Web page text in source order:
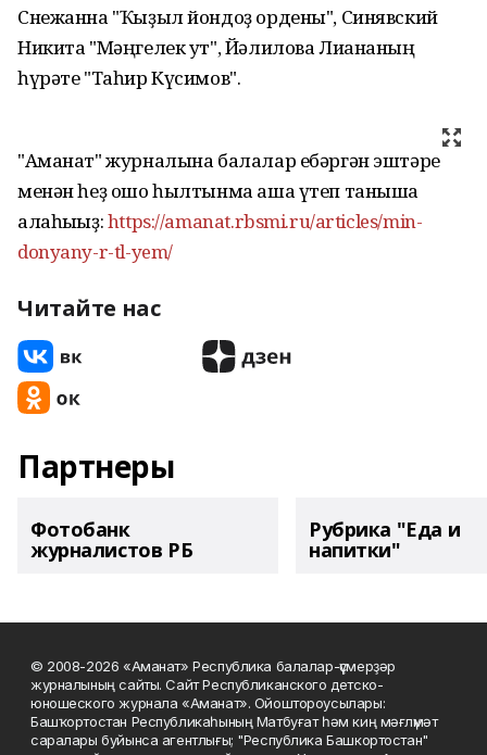
Снежанна "Ҡыҙыл йондоҙ ордены", Синявский
Никита "Мәңгелек ут", Йәлилова Лиананың
һүрәте "Таһир Күсимов".
"Аманат" журналына балалар ебәргән эштәре
менән һеҙ ошо һылтынма аша үтеп таныша
алаһығыҙ:https://amanat.rbsmi.ru/articles/min-
donyany-r-tl-yem/
Читайте нас
Партнеры
Фотобанк
журналистов РБ
Рубрика "Еда и
напитки"
© 2008-2026 «Аманат» Республика балалар-үҫмерҙәр
журналының сайты. Сайт Республиканского детско-
юношеского журнала «Аманат». Ойоштороусылары:
Башҡортостан Республикаһының Матбуғат һәм киң мәғлүмәт
саралары буйынса агентлығы; "Республика Башкортостан"